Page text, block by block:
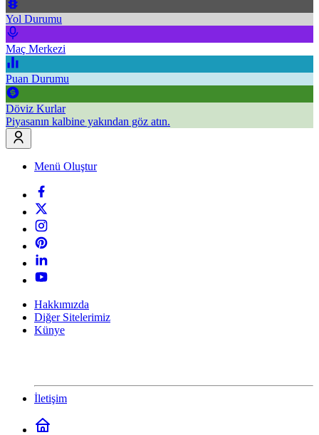
Yol Durumu
Maç Merkezi
Puan Durumu
Döviz Kurlar
Piyasanın kalbine yakından göz atın.
Menü Oluştur
Hakkımızda
Diğer Sitelerimiz
Künye
İletişim